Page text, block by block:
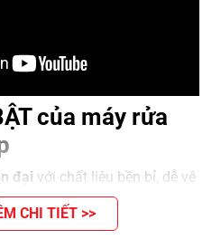
của máy rửa
đại với chất liệu bền bỉ, dễ vệ
đa dạng, phù hợp với mọi
CHI TIẾT >>